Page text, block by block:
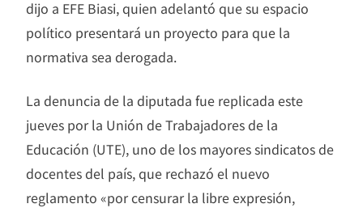
dijo a EFE Biasi, quien adelantó que su espacio
político presentará un proyecto para que la
normativa sea derogada.
La denuncia de la diputada fue replicada este
jueves por la Unión de Trabajadores de la
Educación (UTE), uno de los mayores sindicatos de
docentes del país, que rechazó el nuevo
reglamento «por censurar la libre expresión,